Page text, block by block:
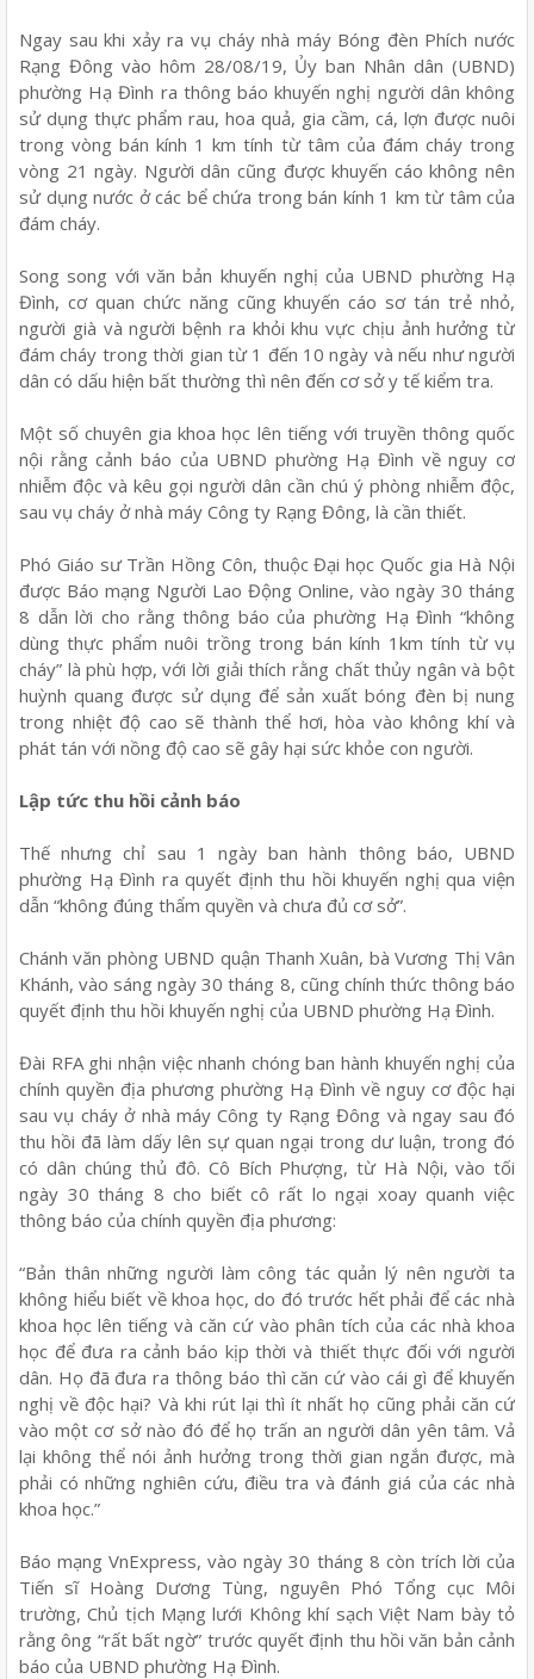
Ngay sau khi xảy ra vụ cháy nhà máy Bóng đèn Phích nước
Rạng Đông vào hôm 28/08/19, Ủy ban Nhân dân (UBND)
phường Hạ Đình ra thông báo khuyến nghị người dân không
sử dụng thực phẩm rau, hoa quả, gia cầm, cá, lợn được nuôi
trong vòng bán kính 1 km tính từ tâm của đám cháy trong
vòng 21 ngày. Người dân cũng được khuyến cáo không nên
sử dụng nước ở các bể chứa trong bán kính 1 km từ tâm của
đám cháy.
Song song với văn bản khuyến nghị của UBND phường Hạ
Đình, cơ quan chức năng cũng khuyến cáo sơ tán trẻ nhỏ,
người già và người bệnh ra khỏi khu vực chịu ảnh hưởng từ
đám cháy trong thời gian từ 1 đến 10 ngày và nếu như người
dân có dấu hiện bất thường thì nên đến cơ sở y tế kiểm tra.
Một số chuyên gia khoa học lên tiếng với truyền thông quốc
nội rằng cảnh báo của UBND phường Hạ Đình về nguy cơ
nhiễm độc và kêu gọi người dân cần chú ý phòng nhiễm độc,
sau vụ cháy ở nhà máy Công ty Rạng Đông, là cần thiết.
Phó Giáo sư Trần Hồng Côn, thuộc Đại học Quốc gia Hà Nội
được Báo mạng Người Lao Động Online, vào ngày 30 tháng
8 dẫn lời cho rằng thông báo của phường Hạ Đình “không
dùng thực phẩm nuôi trồng trong bán kính 1km tính từ vụ
cháy” là phù hợp, với lời giải thích rằng chất thủy ngân và bột
huỳnh quang được sử dụng để sản xuất bóng đèn bị nung
trong nhiệt độ cao sẽ thành thể hơi, hòa vào không khí và
phát tán với nồng độ cao sẽ gây hại sức khỏe con người.
Lập tức thu hồi cảnh báo
Thế nhưng chỉ sau 1 ngày ban hành thông báo, UBND
phường Hạ Đình ra quyết định thu hồi khuyến nghị qua viện
dẫn “không đúng thẩm quyền và chưa đủ cơ sở”.
Chánh văn phòng UBND quận Thanh Xuân, bà Vương Thị Vân
Khánh, vào sáng ngày 30 tháng 8, cũng chính thức thông báo
quyết định thu hồi khuyến nghị của UBND phường Hạ Đình.
Đài RFA ghi nhận việc nhanh chóng ban hành khuyến nghị của
chính quyền địa phương phường Hạ Đình về nguy cơ độc hại
sau vụ cháy ở nhà máy Công ty Rạng Đông và ngay sau đó
thu hồi đã làm dấy lên sự quan ngại trong dư luận, trong đó
có dân chúng thủ đô. Cô Bích Phượng, từ Hà Nội, vào tối
ngày 30 tháng 8 cho biết cô rất lo ngại xoay quanh việc
thông báo của chính quyền địa phương:
“Bản thân những người làm công tác quản lý nên người ta
không hiểu biết về khoa học, do đó trước hết phải để các nhà
khoa học lên tiếng và căn cứ vào phân tích của các nhà khoa
học để đưa ra cảnh báo kịp thời và thiết thực đối với người
dân. Họ đã đưa ra thông báo thì căn cứ vào cái gì để khuyến
nghị về độc hại? Và khi rút lại thì ít nhất họ cũng phải căn cứ
vào một cơ sở nào đó để họ trấn an người dân yên tâm. Vả
lại không thể nói ảnh hưởng trong thời gian ngắn được, mà
phải có những nghiên cứu, điều tra và đánh giá của các nhà
khoa học.”
Báo mạng VnExpress, vào ngày 30 tháng 8 còn trích lời của
Tiến sĩ Hoàng Dương Tùng, nguyên Phó Tổng cục Môi
trường, Chủ tịch Mạng lưới Không khí sạch Việt Nam bày tỏ
rằng ông “rất bất ngờ” trước quyết định thu hồi văn bản cảnh
báo của UBND phường Hạ Đình.